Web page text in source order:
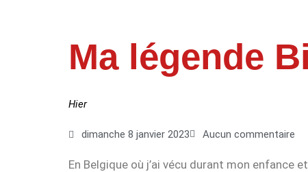
Ma légende
Hier
dimanche 8 janvier 2023 Aucun commentaire
En Belgique où j’ai vécu durant mon